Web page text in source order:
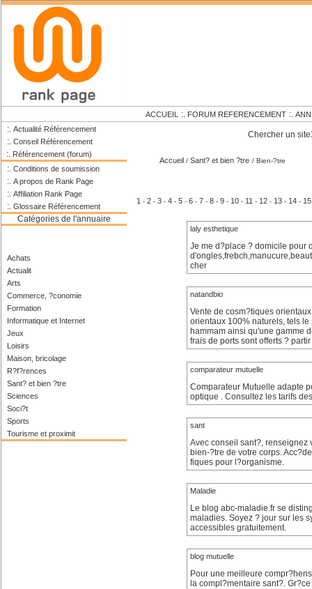
ACCUEIL :. FORUM REFERENCEMENT :.
:. Actualité Référencement
:. Conseil Référencement
:. Référencement (forum)
:. Conditions de soumission
:. A propos de Rank Page
:. Affiliation Rank Page
:. Glossaire Référencement
Catégories de l'annuaire
Achats
Actualit
Arts
Commerce, ?conomie
Formation
Informatique et Internet
Jeux
Loisirs
Maison, bricolage
R?f?rences
Sant? et bien ?tre
Sciences
Soci?t
Sports
Tourisme et proximit
Chercher un site
Accueil / Sant? et bien ?tre / Bien-?tre
1 - 2 - 3 - 4 - 5 - 6 - 7 - 8 - 9 - 10 - 11 - 12 - 13 - 14 - 15
laly esthetique
Je me d?place ? domicile pour
cher
natandbio
Vente de cosm?tiques
orientaux 100% naturels, tels
hammam ainsi qu'une gamme
frais de ports sont offerts ?
comparateur mutuelle
Comparateur Mutuelle adapte
optique . Consultez les tarifs
sant
Avec conseil sant?,
bien-?tre de votre corps.
fiques pour l?organisme.
Maladie
Le blog abc-maladie.fr se
maladies. Soyez ? jour sur les
accessibles gratuitement.
blog mutuelle
Pour une meilleure
la compl?mentaire sant?.